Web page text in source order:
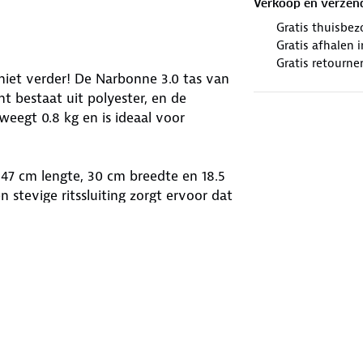
Verkoop en
Gratis
Gratis afhalen
Gratis
verder! De Narbonne 3.0 tas van
bestaat uit polyester, en de
0.8 kg en is ideaal voor
cm lengte, 30 cm breedte en 18.5
stevige ritssluiting zorgt ervoor dat